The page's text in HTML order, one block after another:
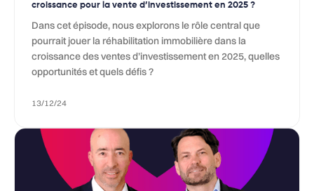
croissance pour la vente d’investissement en 2025 ?
Dans cet épisode, nous explorons le rôle central que
pourrait jouer la réhabilitation immobilière dans la
croissance des ventes d’investissement en 2025, quelles
opportunités et quels défis ?
13/12/24